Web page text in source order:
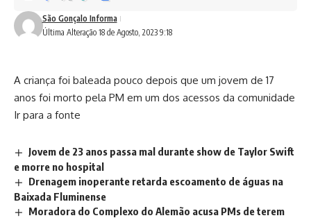
Última Alteração 18 de Agosto, 2023 9:18
São Gonçalo Informa
A criança foi baleada pouco depois que um jovem de 17
anos foi morto pela PM em um dos acessos da comunidade
Ir para a fonte
Jovem de 23 anos passa mal durante show de Taylor Swift
e morre no hospital
Drenagem inoperante retarda escoamento de águas na
Baixada Fluminense
Moradora do Complexo do Alemão acusa PMs de terem